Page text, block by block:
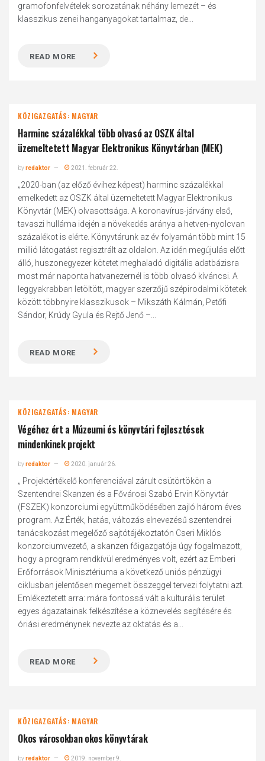
gramofonfelvételek sorozatának néhány lemezét – és
klasszikus zenei hanganyagokat tartalmaz, de...
READ MORE
KÖZIGAZGATÁS: MAGYAR
Harminc százalékkal több olvasó az OSZK által
üzemeltetett Magyar Elektronikus Könyvtárban (MEK)
byredaktor 2021. február 22.
„2020-ban (az előző évihez képest) harminc százalékkal
emelkedett az OSZK által üzemeltetett Magyar Elektronikus
Könyvtár (MEK) olvasottsága. A koronavírus-járvány első,
tavaszi hulláma idején a növekedés aránya a hetven-nyolcvan
százalékot is elérte. Könyvtárunk az év folyamán több mint 15
millió látogatást regisztrált az oldalon. Az idén megújulás előtt
álló, huszonegyezer kötetet meghaladó digitális adatbázisra
most már naponta hatvanezernél is több olvasó kíváncsi. A
leggyakrabban letöltött, magyar szerzőjű szépirodalmi kötetek
között többnyire klasszikusok – Mikszáth Kálmán, Petőfi
Sándor, Krúdy Gyula és Rejtő Jenő –...
READ MORE
KÖZIGAZGATÁS: MAGYAR
Végéhez ért a Múzeumi és könyvtári fejlesztések
mindenkinek projekt
byredaktor 2020. január 26.
„ Projektértékelő konferenciával zárult csütörtökön a
Szentendrei Skanzen és a Fővárosi Szabó Ervin Könyvtár
(FSZEK) konzorciumi együttműködésében zajló három éves
program. Az Érték, hatás, változás elnevezésű szentendrei
tanácskozást megelőző sajtótájékoztatón Cseri Miklós
konzorciumvezető, a skanzen főigazgatója úgy fogalmazott,
hogy a program rendkívül eredményes volt, ezért az Emberi
Erőforrások Minisztériuma a következő uniós pénzügyi
ciklusban jelentősen megemelt összeggel tervezi folytatni azt.
Emlékeztetett arra: mára fontossá vált a kulturális terület
egyes ágazatainak felkészítése a köznevelés segítésére és
óriási eredménynek nevezte az oktatás és a...
READ MORE
KÖZIGAZGATÁS: MAGYAR
Okos városokban okos könyvtárak
byredaktor 2019. november 9.